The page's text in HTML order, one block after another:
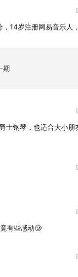
Garland), Linus and
的“
”的声音信号能最大
杂音色的高质量统计
过“敲击”产生的声音最
14岁注册网易音乐人
期
士钢琴，也适合大小朋
有些感动🥲